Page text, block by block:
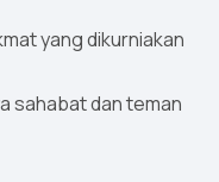
yang dikurniakan
sahabat dan teman